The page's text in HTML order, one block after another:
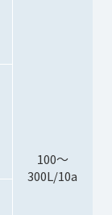
100～
300L/10a